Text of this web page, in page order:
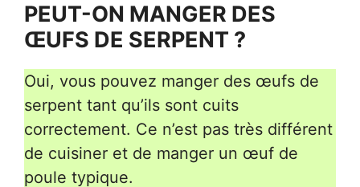
PEUT-ON MANGER DES
ŒUFS DE SERPENT ?
Oui, vous pouvez manger des œufs de
serpent tant qu’ils sont cuits
correctement. Ce n’est pas très différent
de cuisiner et de manger un œuf de
poule typique.